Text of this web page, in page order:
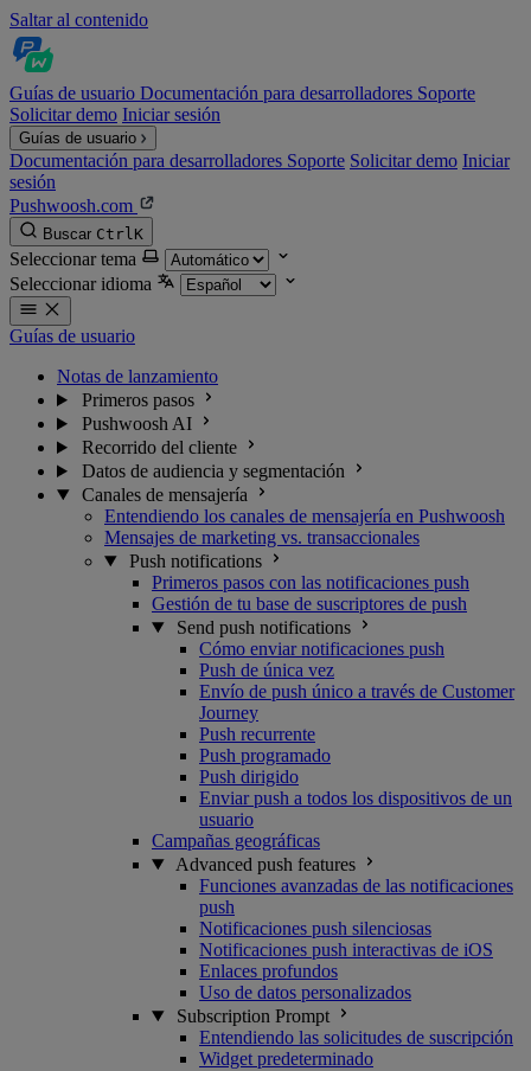
Saltar al contenido
Guías de usuario Documentación para desarrolladores Soporte
Solicitar demo Iniciar sesión
Guías de usuario
Documentación para desarrolladores Soporte Solicitar demo Iniciar
sesión
Pushwoosh.com
Buscar CtrlK
Seleccionar tema
Seleccionar idioma
Guías de usuario
Notas de lanzamiento
Primeros pasos
Pushwoosh AI
Recorrido del cliente
Datos de audiencia y segmentación
Canales de mensajería
Entendiendo los canales de mensajería en Pushwoosh
Mensajes de marketing vs. transaccionales
Push notifications
Primeros pasos con las notificaciones push
Gestión de tu base de suscriptores de push
Send push notifications
Cómo enviar notificaciones push
Push de única vez
Envío de push único a través de Customer
Journey
Push recurrente
Push programado
Push dirigido
Enviar push a todos los dispositivos de un
usuario
Campañas geográficas
Advanced push features
Funciones avanzadas de las notificaciones
push
Notificaciones push silenciosas
Notificaciones push interactivas de iOS
Enlaces profundos
Uso de datos personalizados
Subscription Prompt
Entendiendo las solicitudes de suscripción
Widget predeterminado